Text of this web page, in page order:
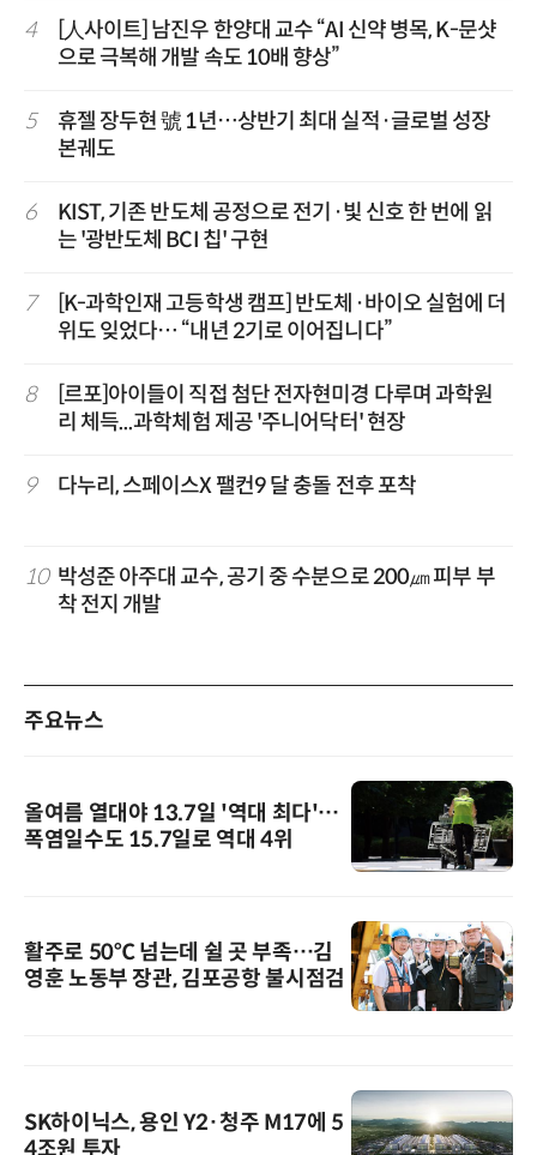
4
[人사이트] 남진우 한양대 교수 “AI 신약 병목, K-문샷
으로 극복해 개발 속도 10배 향상”
5
휴젤 장두현 號 1년…상반기 최대 실적·글로벌 성장
본궤도
6
KIST, 기존 반도체 공정으로 전기·빛 신호 한 번에 읽
는 '광반도체 BCI 칩' 구현
7
[K-과학인재 고등학생 캠프] 반도체·바이오 실험에 더
위도 잊었다… “내년 2기로 이어집니다”
8
[르포]아이들이 직접 첨단 전자현미경 다루며 과학원
리 체득...과학체험 제공 '주니어닥터' 현장
9 다누리, 스페이스X 팰컨9 달 충돌 전후 포착
10 박성준 아주대 교수, 공기 중 수분으로 200㎛ 피부 부
착 전지 개발
주요뉴스
올여름 열대야 13.7일 '역대 최다'…
폭염일수도 15.7일로 역대 4위
활주로 50℃ 넘는데 쉴 곳 부족…김
영훈 노동부 장관, 김포공항 불시점검
SK하이닉스, 용인 Y2·청주 M17에 5
4조원 투자